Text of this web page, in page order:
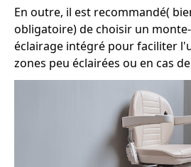
En outre, il est recommandé(
obligatoire) de choisir un
éclairage intégré pour faciliter
zones peu éclairées ou en cas